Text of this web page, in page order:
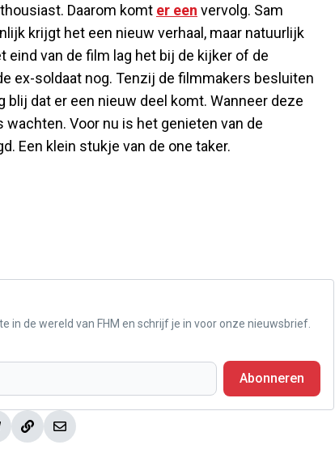
Daarom komt er een vervolg. Sam
krijgt het een nieuw verhaal, maar natuurlijk
van de film lag het bij de kijker of de
ex-soldaat nog. Tenzij de filmmakers besluiten
dat er een nieuw deel komt. Wanneer deze
Voor nu is het genieten van de
Een klein stukje van de one taker.
de wereld van FHM en schrijf je in voor onze nieuwsbrief.
Abonneren